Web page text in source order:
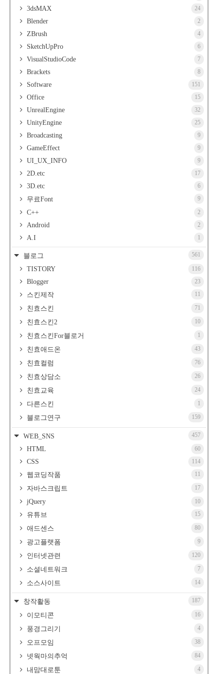
3dsMAX 24
Blender 2
ZBrush 4
SketchUpPro 6
VisualStudioCode 7
Brackets 8
Software 151
Office 15
UnrealEngine 32
UnityEngine 25
Broadcasting 9
GameEffect 9
UI_UX_INFO 9
2D.etc 17
3D.etc 6
무료Font 9
C++ 2
Android 2
A.I 1
블로그 561
TISTORY 116
Blogger 23
스킨제작 11
친효스킨 71
친효스킨2 10
친효스킨For블로거 1
친효애드온 43
친효컬럼 76
친효상담소 26
친효교육 24
다른스킨 1
블로그연구 159
WEB_SNS 457
HTML 60
CSS 114
웹코딩작품 11
자바스크립트 17
jQuery 10
유튜브 15
애드센스 80
광고플랫폼 9
인터넷관련 120
소셜네트워크 7
소스사이트 14
창작활동 187
이모티콘 16
풍경그리기 4
오프모임 38
넷웍마의추억 84
내맘대로툰 4